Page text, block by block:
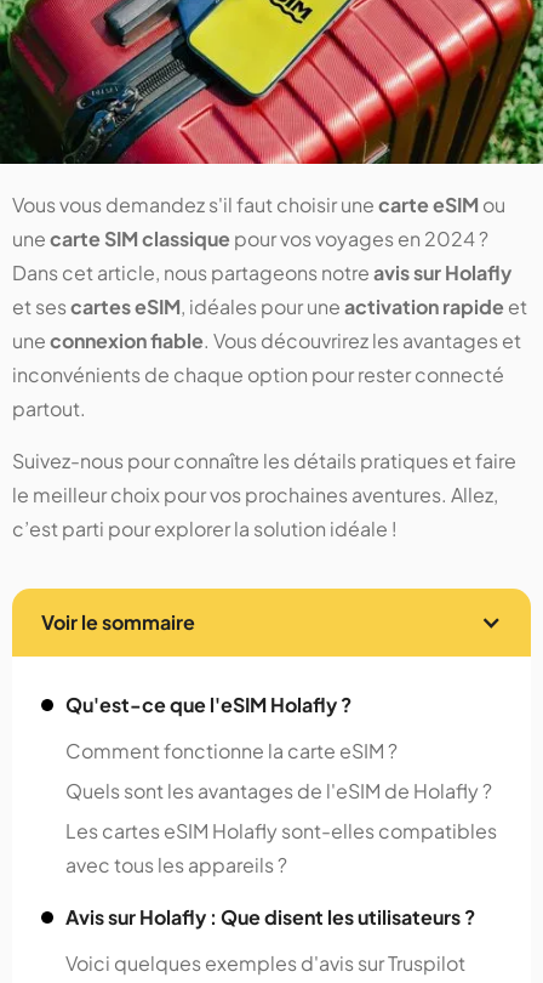
Vous vous demandez s'il faut choisir unecarte eSIM ou
unecarte SIM classiquepour vos voyages en 2024 ?
Dans cet article, nous partageons notreavis sur Holafly
et sescartes eSIM, idéales pour uneactivation rapideet
uneconnexion fiable. Vous découvrirez les avantages et
inconvénients de chaque option pour rester connecté
partout.
Suivez-nous pour connaître les détails pratiques et faire
le meilleur choix pour vos prochaines aventures. Allez,
c’est parti pour explorer la solution idéale !
Voir le sommaire
Qu'est-ce que l'eSIM Holafly ?
Comment fonctionne la carte eSIM ?
Quels sont les avantages de l'eSIM de Holafly ?
Les cartes eSIM Holafly sont-elles compatibles
avec tous les appareils ?
Avis sur Holafly : Que disent les utilisateurs ?
Voici quelques exemples d'avis sur Truspilot